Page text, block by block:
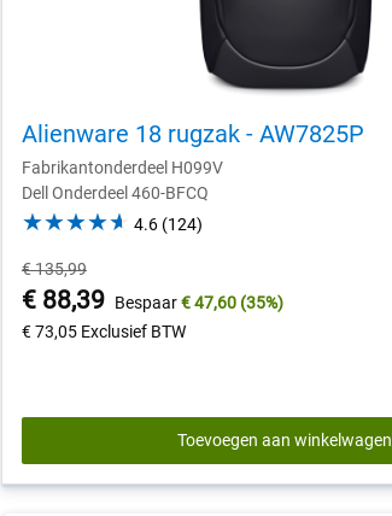
Alienware 18 rugzak - AW7825P
Fabrikantonderdeel H099V
Dell Onderdeel 460-BFCQ
4.6 (124)
5
Oorspronkelijke
prijs
€ 135,99
Prijs
van
€ 88,39 Bespaar€ 47,60 (35%)
€ 73,05 Exclusief BTW
Toevoegen aan winkelwagen